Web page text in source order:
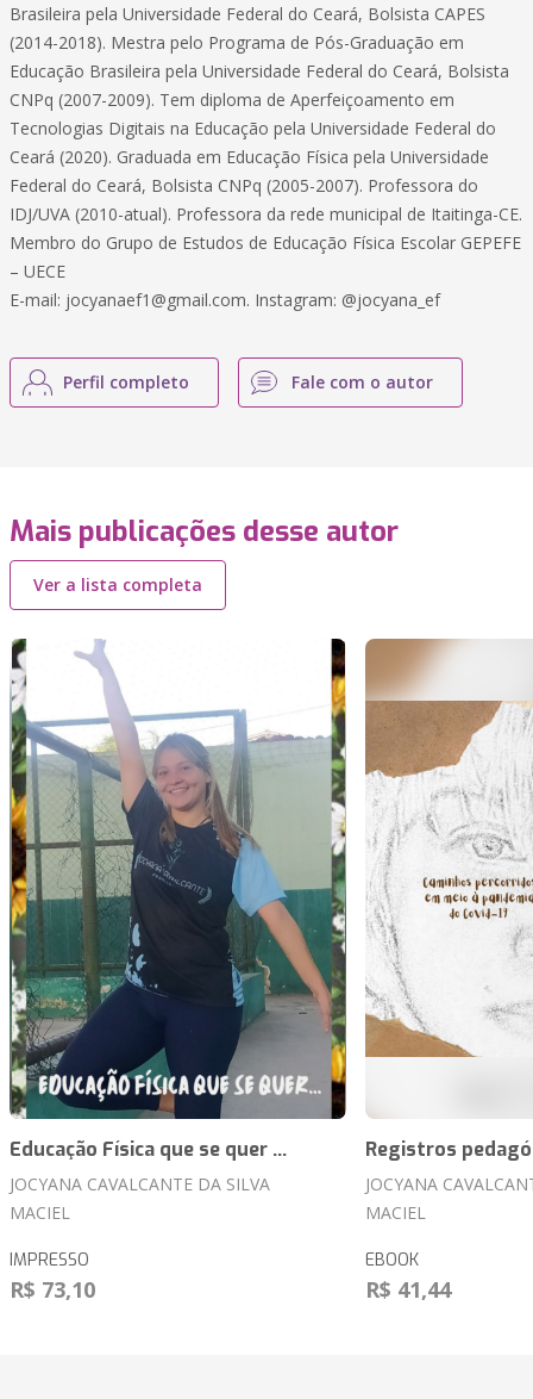
Brasileira pela Universidade Federal do Ceará, Bolsista CAPES
(2014-2018). Mestra pelo Programa de Pós-Graduação em
Educação Brasileira pela Universidade Federal do Ceará, Bolsista
CNPq (2007-2009). Tem diploma de Aperfeiçoamento em
Tecnologias Digitais na Educação pela Universidade Federal do
Ceará (2020). Graduada em Educação Física pela Universidade
Federal do Ceará, Bolsista CNPq (2005-2007). Professora do
IDJ/UVA (2010-atual). Professora da rede municipal de Itaitinga-CE.
Membro do Grupo de Estudos de Educação Física Escolar GEPEFE
– UECE
E-mail: jocyanaef1@gmail.com. Instagram: @jocyana_ef
Perfil completo Fale com o autor
Mais publicações desse autor
Ver a lista completa
Educação Física que se quer ...
JOCYANA CAVALCANTE DA SILVA
MACIEL
IMPRESSO
R$ 73,10
Registros
JOCYANA
MACIEL
EBOOK
R$ 41,44